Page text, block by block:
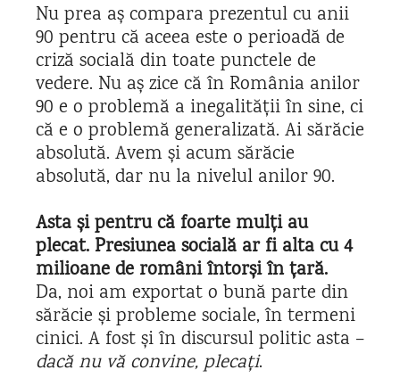
Nu prea aș compara prezentul cu anii
90 pentru că aceea este o perioadă de
criză socială din toate punctele de
vedere. Nu aș zice că în România anilor
90 e o problemă a inegalității în sine, ci
că e o problemă generalizată. Ai sărăcie
absolută. Avem și acum sărăcie
absolută, dar nu la nivelul anilor 90.
Asta și pentru că foarte mulți au
plecat. Presiunea socială ar fi alta cu 4
milioane de români întorși în țară.
Da, noi am exportat o bună parte din
sărăcie și probleme sociale, în termeni
cinici. A fost și în discursul politic asta –
dacă nu vă convine, plecați.